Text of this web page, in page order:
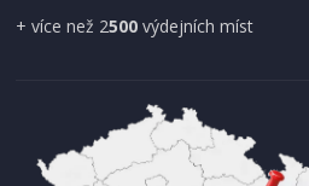
+ více než 2500 výdejních míst